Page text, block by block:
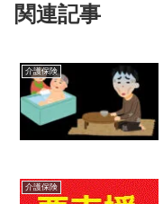
関連記事
介護保険
介護保険